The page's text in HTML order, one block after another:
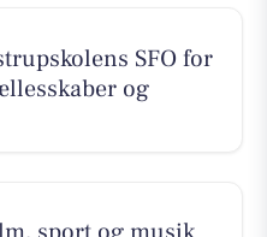
SFO for
og